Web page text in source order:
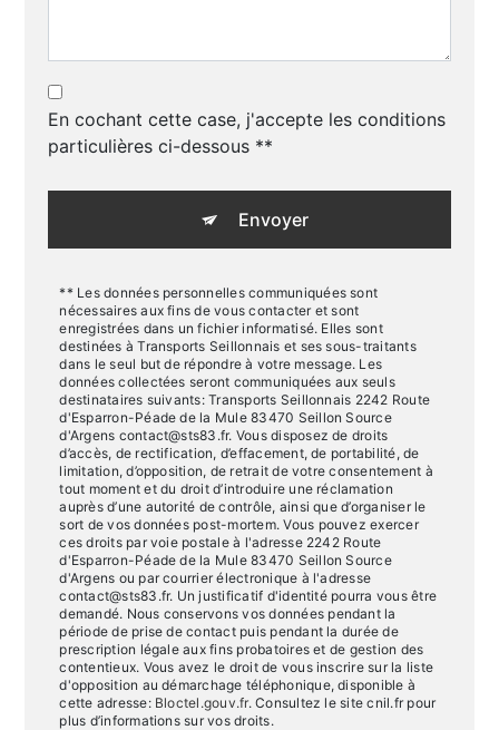
En cochant cette case, j'accepte les conditions
particulières ci-dessous **
Envoyer
** Les données personnelles communiquées sont
nécessaires aux fins de vous contacter et sont
enregistrées dans un fichier informatisé. Elles sont
destinées à Transports Seillonnais et ses sous-traitants
dans le seul but de répondre à votre message. Les
données collectées seront communiquées aux seuls
destinataires suivants: Transports Seillonnais 2242 Route
d'Esparron-Péade de la Mule 83470 Seillon Source
d'Argens contact@sts83.fr. Vous disposez de droits
d’accès, de rectification, d’effacement, de portabilité, de
limitation, d’opposition, de retrait de votre consentement à
tout moment et du droit d’introduire une réclamation
auprès d’une autorité de contrôle, ainsi que d’organiser le
sort de vos données post-mortem. Vous pouvez exercer
ces droits par voie postale à l'adresse 2242 Route
d'Esparron-Péade de la Mule 83470 Seillon Source
d'Argens ou par courrier électronique à l'adresse
contact@sts83.fr. Un justificatif d'identité pourra vous être
demandé. Nous conservons vos données pendant la
période de prise de contact puis pendant la durée de
prescription légale aux fins probatoires et de gestion des
contentieux. Vous avez le droit de vous inscrire sur la liste
d'opposition au démarchage téléphonique, disponible à
cette adresse: Bloctel.gouv.fr. Consultez le site cnil.fr pour
plus d’informations sur vos droits.